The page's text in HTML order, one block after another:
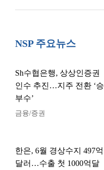
NSP 주요뉴스
Sh수협은행, 상상인증권
인수 추진…지주 전환 ‘승
부수’
금융/증권
한은, 6월 경상수지 497억
달러…수출 첫 1000억달